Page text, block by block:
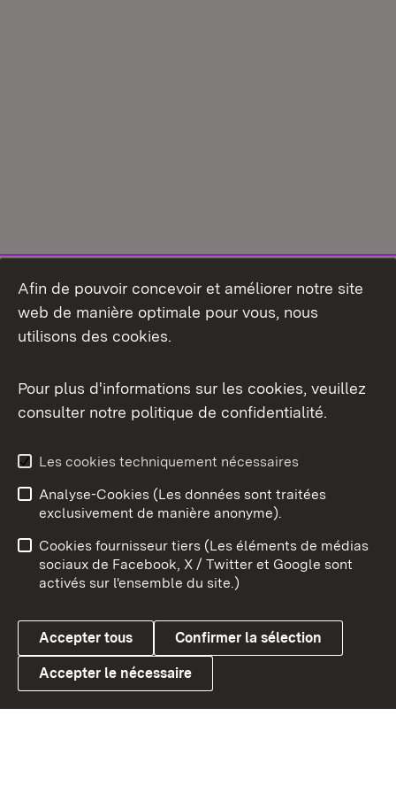
Aperçu des thèmes
Link zum Landesportal
Conseils d'utilisation
Confidentialité
Cookies
Afin de pouvoir concevoir et améliorer notre site
web de manière optimale pour vous, nous
utilisons des cookies.
Pour plus d'informations sur les cookies, veuillez
consulter notre politique de confidentialité.
Les cookies techniquement nécessaires
Analyse-Cookies (Les données sont traitées
exclusivement de manière anonyme).
Cookies fournisseur tiers (Les éléments de médias
sociaux de Facebook, X / Twitter et Google sont
activés sur l'ensemble du site.)
Accepter tous Confirmer la sélection
Accepter le nécessaire